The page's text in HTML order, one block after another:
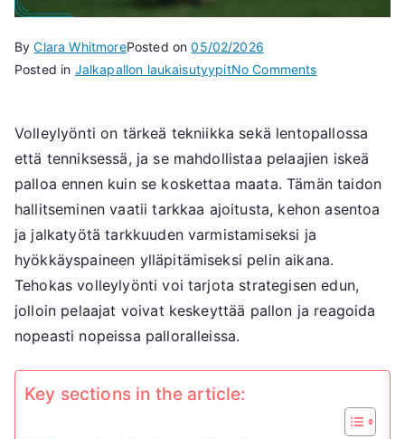
ByClara WhitmorePosted on05/02/2026
Posted in Jalkapallon laukaisutyypitNo Commentson
Ajoitus,
Tarkkuus
Volleylyönti on tärkeä tekniikka sekä lentopallossa
että tenniksessä, ja se mahdollistaa pelaajien iskeä
palloa ennen kuin se koskettaa maata. Tämän taidon
hallitseminen vaatii tarkkaa ajoitusta, kehon asentoa
ja jalkatyötä tarkkuuden varmistamiseksi ja
hyökkäyspaineen ylläpitämiseksi pelin aikana.
Tehokas volleylyönti voi tarjota strategisen edun,
jolloin pelaajat voivat keskeyttää pallon ja reagoida
nopeasti nopeissa palloralleissa.
Key sections in the article: